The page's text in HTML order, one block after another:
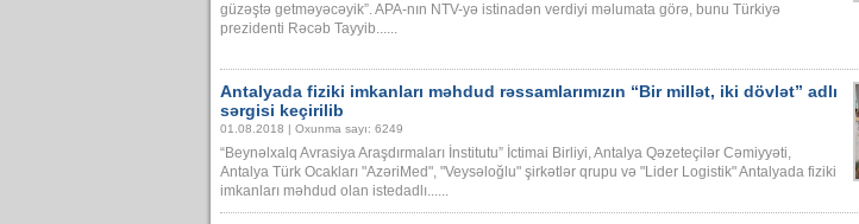
güzəştə getməyəcəyik”. APA-nın NTV-yə istinadən verdiyi məlumata görə, bunu Türkiyə
prezidenti Rəcəb Tayyib......
Antalyada fiziki imkanları məhdud rəssamlarımızın “Bir millət, iki dövlət” adlı
sərgisi keçirilib
01.08.2018 | Oxunma sayı: 6249
“Beynəlxalq Avrasiya Araşdırmaları İnstitutu” İctimai Birliyi, Antalya Qəzeteçilər Cəmiyyəti,
Antalya Türk Ocakları "AzəriMed", "Veysəloğlu" şirkətlər qrupu və "Lider Logistik" Antalyada fiziki
imkanları məhdud olan istedadlı......